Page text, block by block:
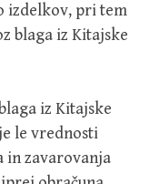
izdelkov, pri tem
blaga iz Kitajske
iz Kitajske
le vrednosti
in zavarovanja